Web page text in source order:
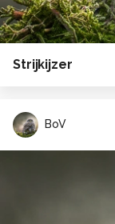
Strijkijzer
BoV